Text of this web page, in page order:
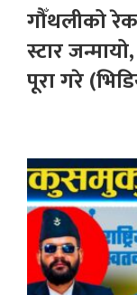
गौँथलीको
स्टार
पूरा गरे